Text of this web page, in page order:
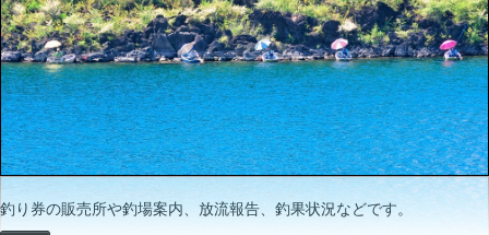
釣り券の販売所や釣場案内、放流報告、釣果状況などです。